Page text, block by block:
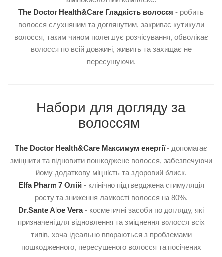
The Doctor Health&Care Гладкість волосся - робить
волосся слухняним та доглянутим, закриває кутикули
волосся, таким чином полегшує розчісування, обволікає
волосся по всій довжині, живить та захищає не
пересушуючи.
Набори для догляду за
волоссям
The Doctor Health&Care Максимум енергії - допомагає
зміцнити та відновити пошкоджене волосся, забезпечуючи
йому додаткову міцність та здоровий блиск.
Elfa Pharm 7 Олій - клінічно підтверджена стимуляція
росту та зниження ламкості волосся на 80%.
Dr.Sante Aloe Vera - косметичні засоби по догляду, які
призначені для відновлення та зміцнення волосся всіх
типів, хоча ідеально впораються з проблемами
пошкодженного, пересушеного волосся та посічених